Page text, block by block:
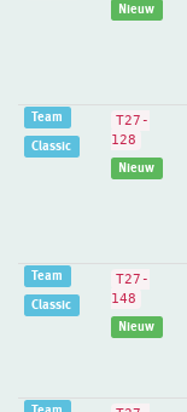
Nieuw
Team
Classic
T27-
128
Nieuw
Team
Classic
T27-
148
Nieuw